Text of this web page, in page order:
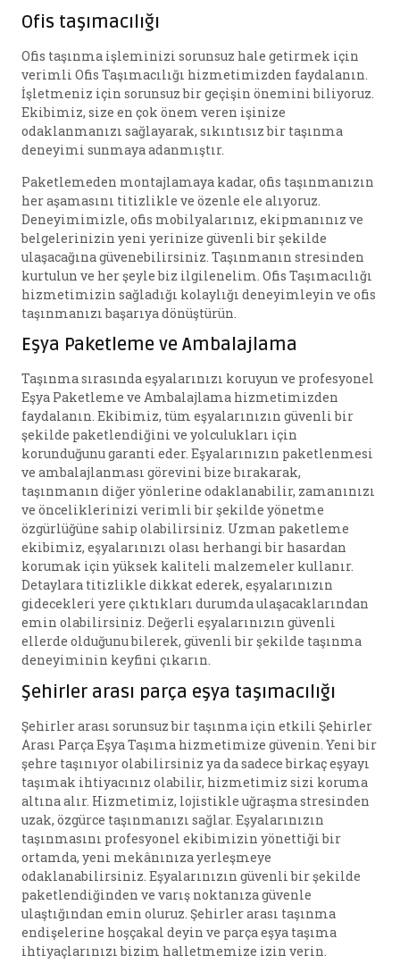
Ofis taşımacılığı
Ofis taşınma işleminizi sorunsuz hale getirmek için
verimli Ofis Taşımacılığı hizmetimizden faydalanın.
İşletmeniz için sorunsuz bir geçişin önemini biliyoruz.
Ekibimiz, size en çok önem veren işinize
odaklanmanızı sağlayarak, sıkıntısız bir taşınma
deneyimi sunmaya adanmıştır.
Paketlemeden montajlamaya kadar, ofis taşınmanızın
her aşamasını titizlikle ve özenle ele alıyoruz.
Deneyimimizle, ofis mobilyalarınız, ekipmanınız ve
belgelerinizin yeni yerinize güvenli bir şekilde
ulaşacağına güvenebilirsiniz. Taşınmanın stresinden
kurtulun ve her şeyle biz ilgilenelim. Ofis Taşımacılığı
hizmetimizin sağladığı kolaylığı deneyimleyin ve ofis
taşınmanızı başarıya dönüştürün.
Eşya Paketleme ve Ambalajlama
Taşınma sırasında eşyalarınızı koruyun ve profesyonel
Eşya Paketleme ve Ambalajlama hizmetimizden
faydalanın. Ekibimiz, tüm eşyalarınızın güvenli bir
şekilde paketlendiğini ve yolculukları için
korunduğunu garanti eder. Eşyalarınızın paketlenmesi
ve ambalajlanması görevini bize bırakarak,
taşınmanın diğer yönlerine odaklanabilir, zamanınızı
ve önceliklerinizi verimli bir şekilde yönetme
özgürlüğüne sahip olabilirsiniz. Uzman paketleme
ekibimiz, eşyalarınızı olası herhangi bir hasardan
korumak için yüksek kaliteli malzemeler kullanır.
Detaylara titizlikle dikkat ederek, eşyalarınızın
gidecekleri yere çıktıkları durumda ulaşacaklarından
emin olabilirsiniz. Değerli eşyalarınızın güvenli
ellerde olduğunu bilerek, güvenli bir şekilde taşınma
deneyiminin keyfini çıkarın.
Şehirler arası parça eşya taşımacılığı
Şehirler arası sorunsuz bir taşınma için etkili Şehirler
Arası Parça Eşya Taşıma hizmetimize güvenin. Yeni bir
şehre taşınıyor olabilirsiniz ya da sadece birkaç eşyayı
taşımak ihtiyacınız olabilir, hizmetimiz sizi koruma
altına alır. Hizmetimiz, lojistikle uğraşma stresinden
uzak, özgürce taşınmanızı sağlar. Eşyalarınızın
taşınmasını profesyonel ekibimizin yönettiği bir
ortamda, yeni mekânınıza yerleşmeye
odaklanabilirsiniz. Eşyalarınızın güvenli bir şekilde
paketlendiğinden ve varış noktanıza güvenle
ulaştığından emin oluruz. Şehirler arası taşınma
endişelerine hoşçakal deyin ve parça eşya taşıma
ihtiyaçlarınızı bizim halletmemize izin verin.